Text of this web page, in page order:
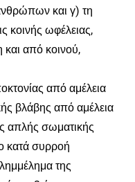
και γ) τη
κοινής ωφέλειας,
και από κοινού,
από αμέλεια
βλάβης από αμέλεια
απλής σωματικής
κατά συρροή
της